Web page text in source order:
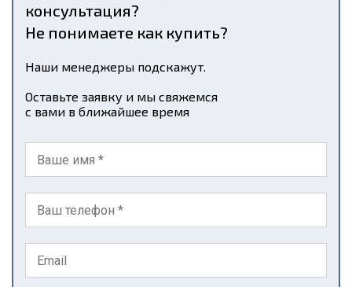
консультация?
Не понимаете как купить?
Наши менеджеры подскажут.
Оставьте заявку и мы свяжемся
с вами в ближайшее время